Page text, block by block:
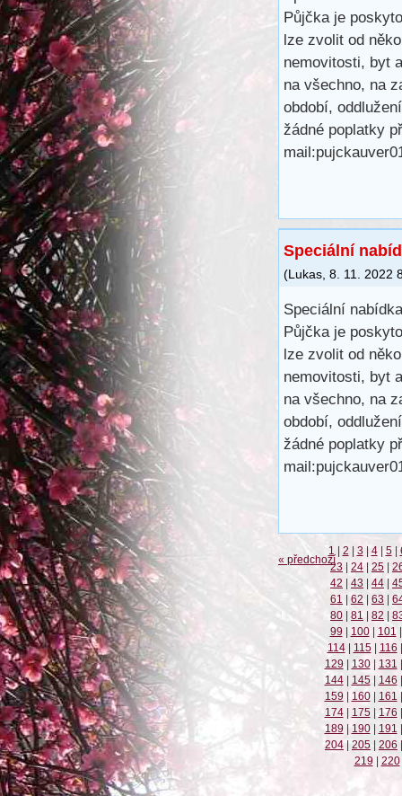
Půjčka je
lze zvolit od
nemovitosti, byt
na všechno, na
období,
žádné poplatky
Speciální
(Lukas 8. 11. 2022
Speciální
Půjčka je
lze zvolit od
nemovitosti, byt
na všechno, na
období,
žádné poplatky
« předchozí
1 | 2 | 3 | 4 | 5 |
23 | 24 | 25 |
42 | 43 | 44 |
61 | 62 | 63 |
80 | 81 | 82 |
99 | 100 | 101 |
114 | 115 | 116 |
129 | 130 | 131 |
144 | 145 | 146 |
159 | 160 | 161 |
174 | 175 | 176 |
189 | 190 | 191 |
204 | 205 | 206 |
219 | 220